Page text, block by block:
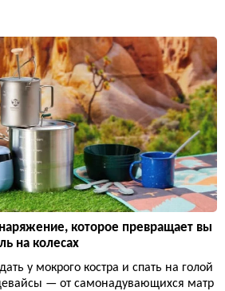
которое превращает вы
на колесах
у мокрого костра и спать на голой
— от самонадувающихся матр